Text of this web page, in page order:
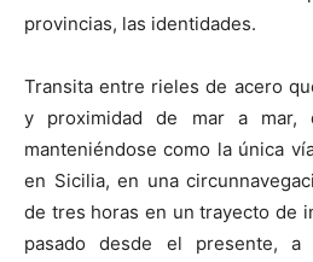
provincias, las identidades.
Transita entre rieles de acero
y proximidad de mar a mar,
manteniéndose como la única
en Sicilia, en una
de tres horas en un trayecto de
pasado desde el presente, a